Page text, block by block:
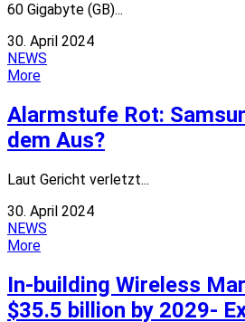
60 Gigabyte (GB)...
30. April 2024
NEWS
More
Alarmstufe Rot:
dem Aus?
Laut Gericht verletzt...
30. April 2024
NEWS
More
In-building Wireless
$35.5 billion by 2029-